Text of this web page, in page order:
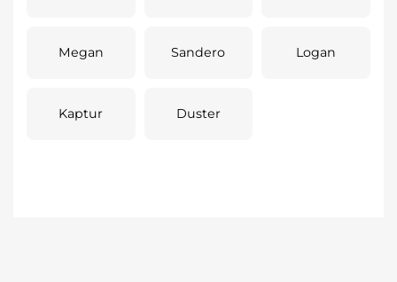
Megan Sandero Logan
Kaptur Duster